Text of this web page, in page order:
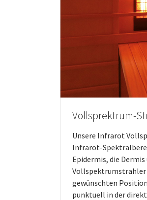
Vollsprektrum-
Unsere Infrarot
Infrarot-
Epidermis, die
Vollspektrumstrahler
gewünschten
punktuell in der